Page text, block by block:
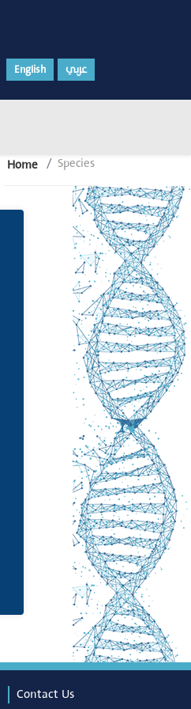
English عربي
Home Species
Contact Us